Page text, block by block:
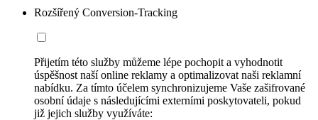
Rozšířený Conversion-Tracking
Přijetím této služby můžeme lépe pochopit a vyhodnotit
úspěšnost naší online reklamy a optimalizovat naši reklamní
nabídku. Za tímto účelem synchronizujeme Vaše zašifrované
osobní údaje s následujícími externími poskytovateli, pokud
již jejich služby využíváte: